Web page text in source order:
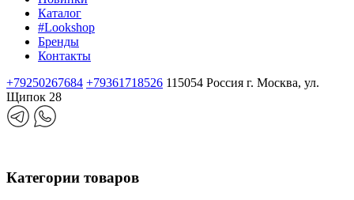
Каталог
#Lookshop
Бренды
Контакты
+79250267684 +79361718526 115054 Россия г. Москва, ул.
Щипок 28
Категории товаров